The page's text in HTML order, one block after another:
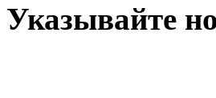
Указывайте